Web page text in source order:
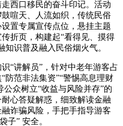
西口移民的奋斗印记。活动
喧天、人流如织，传统民俗
置专属宣传点位，悬挂主题
折页，构建起“看得见、摸得
识普及融入民俗烟火气。
“讲解员”，针对中老年游客占
防范非法集资”“警惕高息理财
公众树立“收益与风险并存”的
心答疑解惑，细致解读金融
诈骗风险，手把手指导游客
子” 安全。